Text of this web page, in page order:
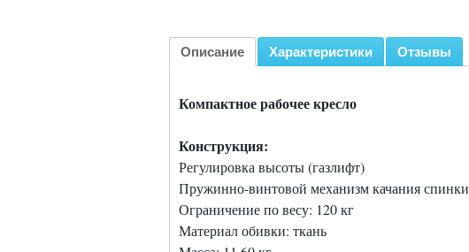
Описание Характеристики Отзывы
Компактное рабочее кресло
Конструкция:
Регулировка высоты (газлифт)
Пружинно-винтовой механизм качания спинки
Ограничение по весу: 120 кг
Материал обивки: ткань